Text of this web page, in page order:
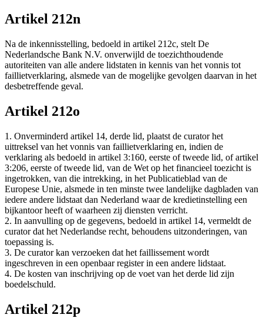
Artikel 212n
Na de inkennisstelling, bedoeld in artikel 212c, stelt De
Nederlandsche Bank N.V. onverwijld de toezichthoudende
autoriteiten van alle andere lidstaten in kennis van het vonnis tot
faillietverklaring, alsmede van de mogelijke gevolgen daarvan in het
desbetreffende geval.
Artikel 212o
1. Onverminderd artikel 14, derde lid, plaatst de curator het
uittreksel van het vonnis van faillietverklaring en, indien de
verklaring als bedoeld in artikel 3:160, eerste of tweede lid, of artikel
3:206, eerste of tweede lid, van de Wet op het financieel toezicht is
ingetrokken, van die intrekking, in het Publicatieblad van de
Europese Unie, alsmede in ten minste twee landelijke dagbladen van
iedere andere lidstaat dan Nederland waar de kredietinstelling een
bijkantoor heeft of waarheen zij diensten verricht.
2. In aanvulling op de gegevens, bedoeld in artikel 14, vermeldt de
curator dat het Nederlandse recht, behoudens uitzonderingen, van
toepassing is.
3. De curator kan verzoeken dat het faillissement wordt
ingeschreven in een openbaar register in een andere lidstaat.
4. De kosten van inschrijving op de voet van het derde lid zijn
boedelschuld.
Artikel 212p